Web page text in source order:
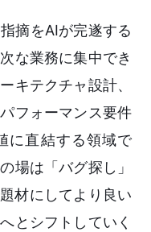
摘をAIが完遂する
な業務に集中でき
キテクチャ設計、
フォーマンス要件
に直結する領域で
場は「バグ探し」
材にしてより良い
とシフトしていく